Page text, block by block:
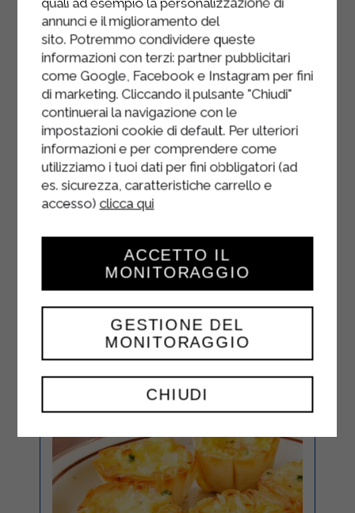
d'oignons, de béchamel Sterilgarda
et de persil, et terminez par une
pincée de poivre.
Enfournez dans un four statique
préchauffé à 180° pendant 15
minutes, puis allumez le gril à 250° et
laissez cuire pendant 3 minutes
supplémentaires jusqu'à ce qu'une
délicieuse croûte dorée se soit
formée.
Servez les pommes de terre
lyonnaises bien chaudes.
annunci e il miglioramento del
sito. Potremmo condividere queste
informazioni con terzi: partner pubblicitari
come Google, Facebook e Instagram per fini
di marketing. Cliccando il pulsante "Chiudi"
continuerai la navigazione con le
impostazioni cookie di default. Per ulteriori
informazioni e per comprendere come
utilizziamo i tuoi dati per fini obbligatori (ad
es. sicurezza, caratteristiche carrello e
accesso) clicca qui
CHIUDI
GESTIONE DEL
MONITORAGGIO
ACCETTO IL
MONITORAGGIO